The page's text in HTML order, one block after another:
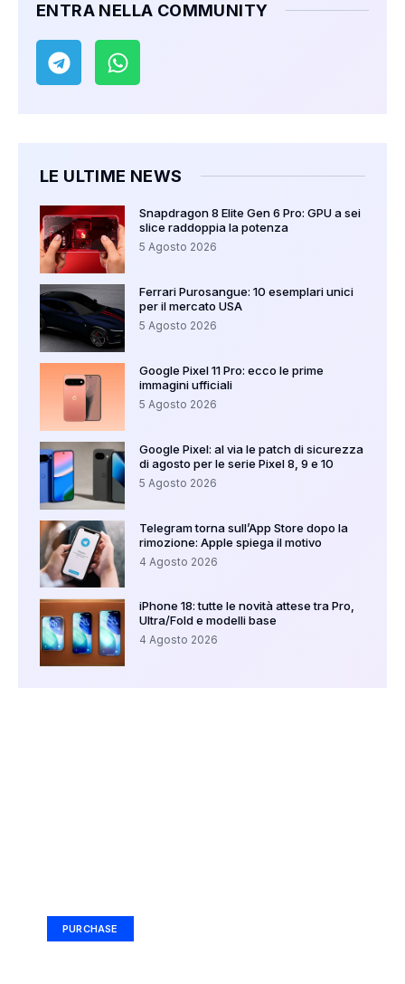
ENTRA NELLA COMMUNITY
LE ULTIME NEWS
Snapdragon 8 Elite Gen 6 Pro: GPU a sei
slice raddoppia la potenza
5 Agosto 2026
Ferrari Purosangue: 10 esemplari unici
per il mercato USA
5 Agosto 2026
Google Pixel 11 Pro: ecco le prime
immagini ufficiali
5 Agosto 2026
Google Pixel: al via le patch di sicurezza
di agosto per le serie Pixel 8, 9 e 10
5 Agosto 2026
Telegram torna sull’App Store dopo la
rimozione: Apple spiega il motivo
4 Agosto 2026
iPhone 18: tutte le novità attese tra Pro,
Ultra/Fold e modelli base
4 Agosto 2026
PURCHASE